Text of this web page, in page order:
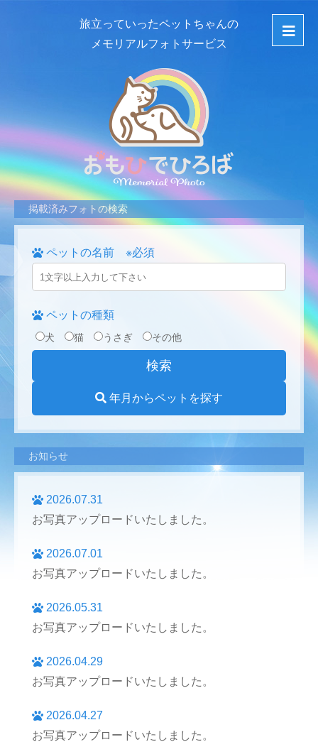
旅立っていったペットちゃんの
メモリアルフォトサービス
掲載済みフォトの検索
ペットの名前 ※必須
ペットの種類
犬 猫 うさぎ その他
年月からペットを探す
お知らせ
2026.07.31
お写真アップロードいたしました。
2026.07.01
お写真アップロードいたしました。
2026.05.31
お写真アップロードいたしました。
2026.04.29
お写真アップロードいたしました。
2026.04.27
お写真アップロードいたしました。